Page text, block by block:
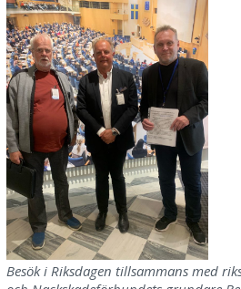
Besök i Riksdagen tillsammans med